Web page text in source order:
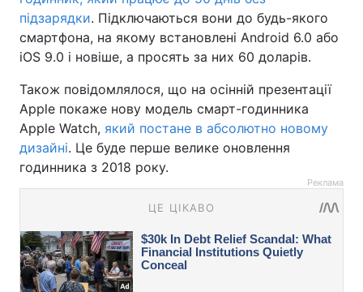
підзарядки. Підключаються вони до будь-якого
смартфона, на якому встановлені Android 6.0 або
iOS 9.0 і новіше, а просять за них 60 доларів.
Також повідомлялося, що на осінній презентації
Apple покаже нову модель смарт-годинника
Apple Watch, який постане в абсолютно новому
дизайні. Це буде перше велике оновлення
годинника з 2018 року.
Реклама